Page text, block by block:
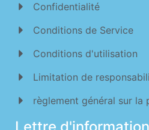
Confidentialité
Conditions de Service
Conditions d'utilisation
Limitation de
règlement général sur la